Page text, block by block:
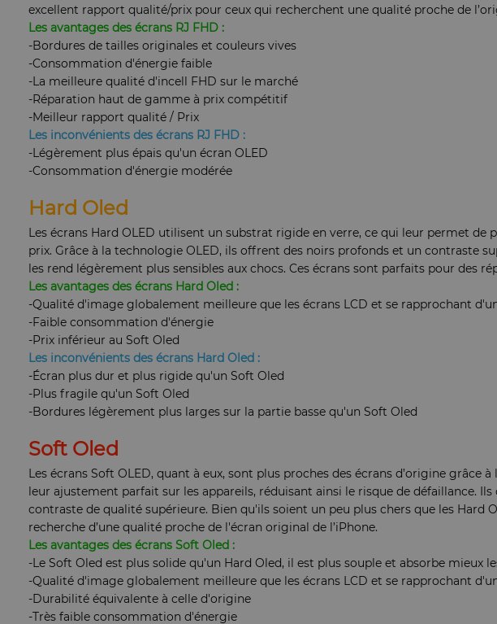
excellent rapport qualité/prix pour ceux qui recherchent une qualité proche de
Les avantages des écrans RJ FHD :
-Bordures de tailles originales et couleurs vives
-Consommation d'énergie faible
-La meilleure qualité d'incell FHD sur le marché
-Réparation haut de gamme à prix compétitif
-Meilleur rapport qualité / Prix
Les inconvénients des écrans RJ FHD :
-Légèrement plus épais qu'un écran OLED
-Consommation d'énergie modérée
Hard Oled
Les écrans Hard OLED utilisent un substrat rigide en verre, ce qui leur permet
prix. Grâce à la technologie OLED, ils offrent des noirs profonds et un contraste
les rend légèrement plus sensibles aux chocs. Ces écrans sont parfaits pour des
Les avantages des écrans Hard Oled :
-Qualité d'image globalement meilleure que les écrans LCD et se rapprochant
-Faible consommation d'énergie
-Prix inférieur au Soft Oled
Les inconvénients des écrans Hard Oled :
-Écran plus dur et plus rigide qu'un Soft Oled
-Plus fragile qu'un Soft Oled
-Bordures légèrement plus larges sur la partie basse qu'un Soft Oled
Soft Oled
Les écrans Soft OLED, quant à eux, sont plus proches des écrans d’origine
leur ajustement parfait sur les appareils, réduisant ainsi le risque de défaillance.
contraste de qualité supérieure. Bien qu'ils soient un peu plus chers que les
recherche d’une qualité proche de l'écran original de l’iPhone.
Les avantages des écrans Soft Oled :
-Le Soft Oled est plus solide qu'un Hard Oled, il est plus souple et absorbe mieux
-Qualité d'image globalement meilleure que les écrans LCD et se rapprochant
-Durabilité équivalente à celle d'origine
-Très faible consommation d'énergie